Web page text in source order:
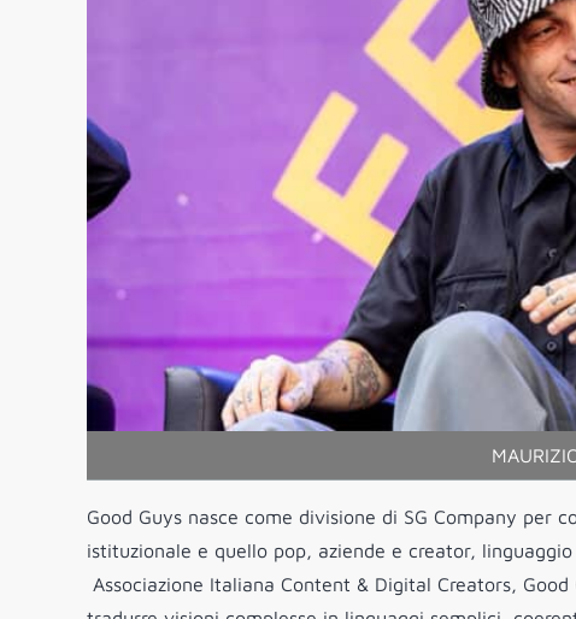
Good Guys nasce come divisione di SG Company
istituzionale e quello pop, aziende e creator,
Associazione Italiana Content & Digital Creators,